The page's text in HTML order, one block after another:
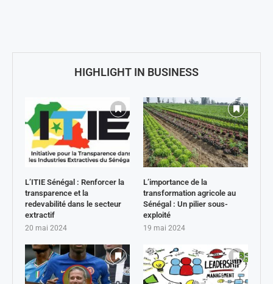
HIGHLIGHT IN BUSINESS
L’ITIE Sénégal : Renforcer la
transparence et la
redevabilité dans le secteur
extractif
20 mai 2024
L’importance de la
transformation agricole au
Sénégal : Un pilier sous-
exploité
19 mai 2024